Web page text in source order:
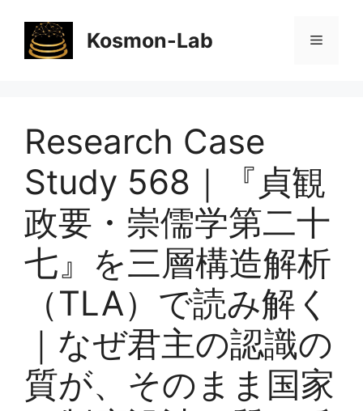
Kosmon-Lab メ
Research Case
Study 568｜『貞観
政要・崇儒学第二十
七』を三層構造解析
（TLA）で読み解く
｜なぜ君主の認識の
質が、そのまま国家